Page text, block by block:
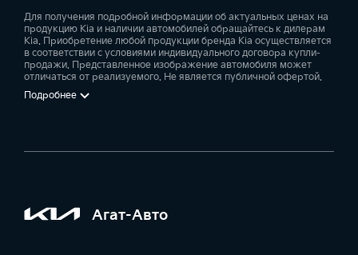
Для получения подробной информации об актуальных ценах на
продукцию Kia и наличии автомобилей обращайтесь к дилерам
Kia. Приобретение любой продукции бренда Kia осуществляется
в соответствии с условиями индивидуального договора купли-
продажи. Представленное изображение автомобиля может
отличаться от реализуемого. Не является публичной офертой.
Подробнее
Агат-Авто